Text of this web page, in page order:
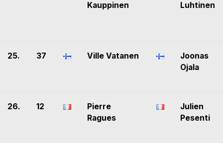
Kauppinen
Luhtinen
25. 37 Ville Vatanen
Joonas
Ojala
26. 12
Pierre
Ragues
Julien
Pesenti